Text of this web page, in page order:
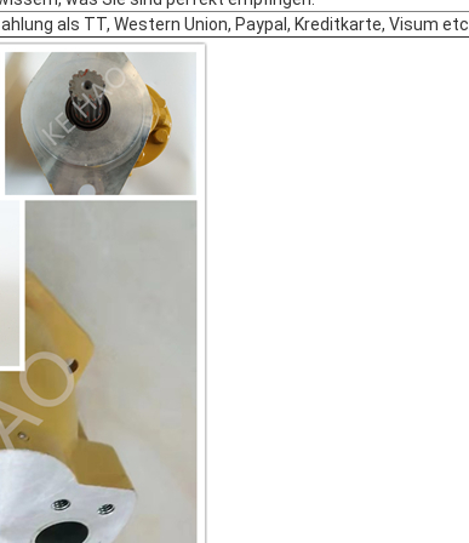
als TT, Western Union, Paypal, Kreditkarte, Visum etc.